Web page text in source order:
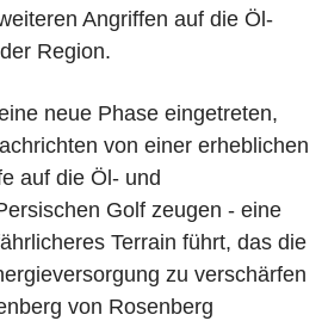
Angriffen auf die Öl-
Region.
neue Phase eingetreten,
von einer erheblichen
auf die Öl- und
Golf zeugen - eine
Terrain führt, das die
zu verschärfen
von Rosenberg